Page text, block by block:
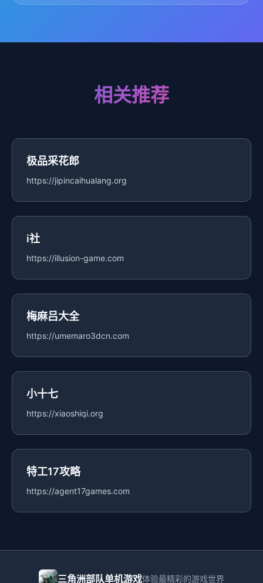
相关推荐
极品采花郎
https://jipincaihualang.org
i社
https://illusion-game.com
梅麻吕大全
https://umemaro3dcn.com
小十七
https://xiaoshiqi.org
特工17攻略
https://agent17games.com
三角洲部队单机游戏体验最精彩的游戏世界